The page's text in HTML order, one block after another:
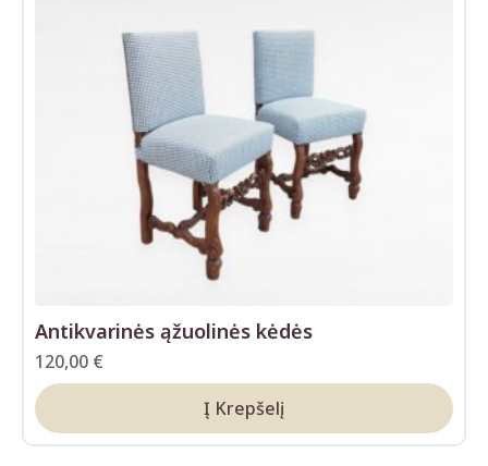
Antikvarinės ąžuolinės kėdės
120,00 €
Į Krepšelį